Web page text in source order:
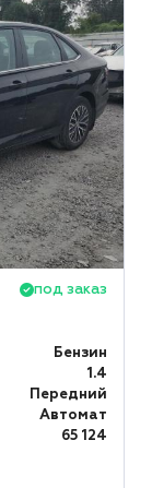
под заказ
Бензин
1.4
Передний
Автомат
65 124